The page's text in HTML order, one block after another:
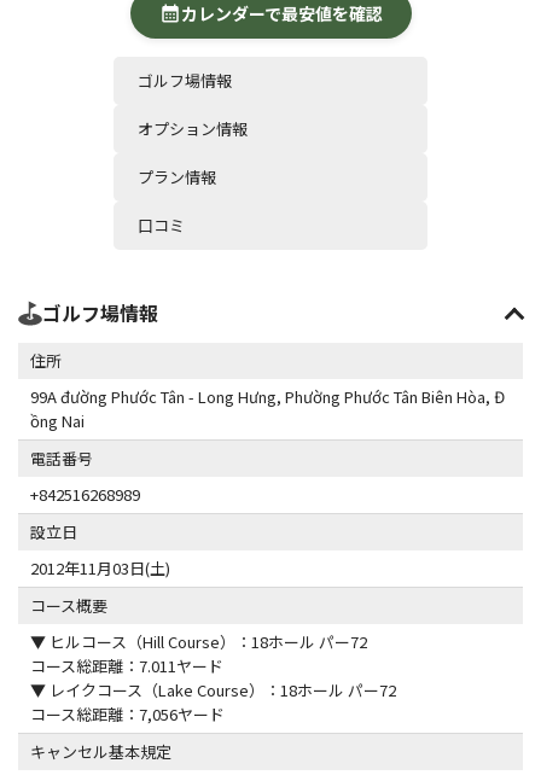
calendar_monthカレンダーで最安値を確認
ゴルフ場情報
オプション情報
プラン情報
口コミ
ゴルフ場情報
住所
99A đường Phước Tân - Long Hưng, Phường Phước Tân Biên Hòa, Đ
ồng Nai
電話番号
+842516268989
設立日
2012年11月03日(土)
コース概要
▼ ヒルコース（Hill Course）：18ホール パー72
コース総距離：7.011ヤード
▼ レイクコース（Lake Course）：18ホール パー72
コース総距離：7,056ヤード
キャンセル基本規定